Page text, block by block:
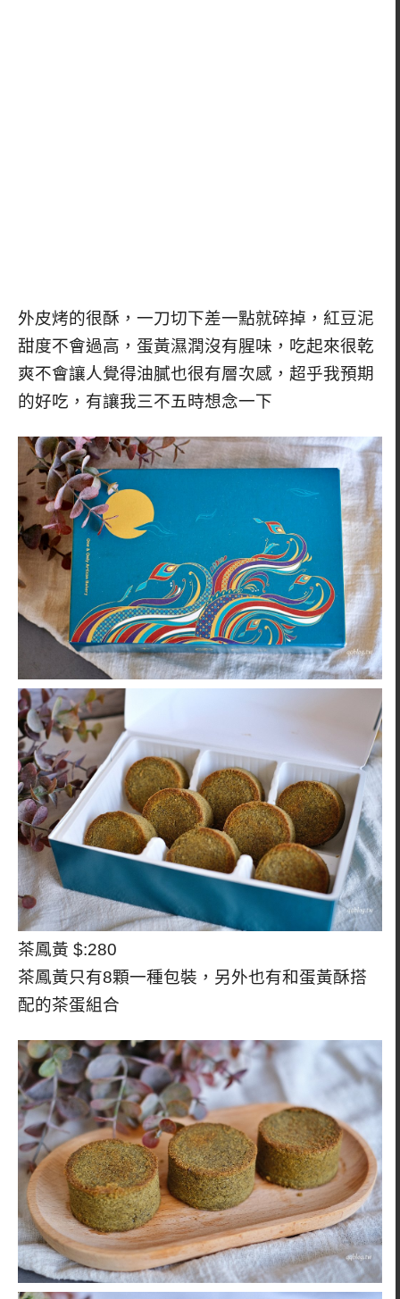
外皮烤的很酥，一刀切下差一點就碎掉，紅豆泥
甜度不會過高，蛋黃濕潤沒有腥味，吃起來很乾
爽不會讓人覺得油膩也很有層次感，超乎我預期
的好吃，有讓我三不五時想念一下
茶鳳黃 $:280
茶鳳黃只有8顆一種包裝，另外也有和蛋黃酥搭
配的茶蛋組合